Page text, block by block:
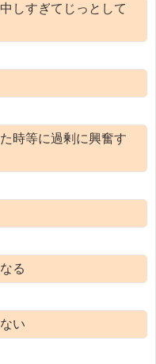
しすぎてじっとして
時等に過剰に興奮す
る
い